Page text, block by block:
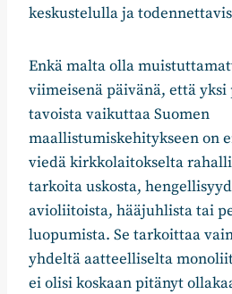
keskustelulla ja
Enkä malta olla
viimeisenä päivänä, että
tavoista vaikuttaa Suomen
maallistumiskehitykseen on
viedä kirkkolaitokselta
tarkoita uskosta,
avioliitoista, hääjuhlista tai
luopumista. Se tarkoittaa
yhdeltä aatteelliselta
ei olisi koskaan pitänyt